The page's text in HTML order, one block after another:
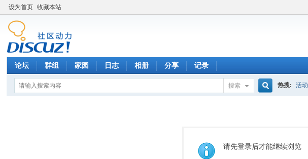
设为首页 收藏本站
论坛 群组 家园 日志 相册 分享 记录
搜索
索
热搜: 活动
请先登录后才能继续浏览